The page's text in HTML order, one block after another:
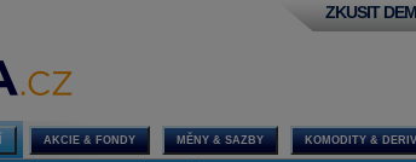
ZKUSIT
AKCIE & FONDY MĚNY & SAZBY KOMODITY &